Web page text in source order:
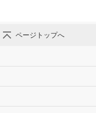
ページトップへ